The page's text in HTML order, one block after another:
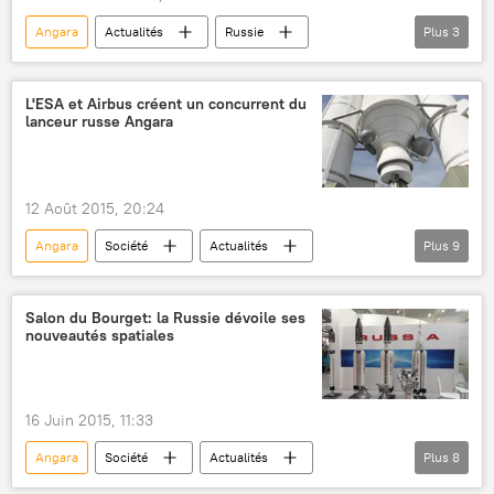
lancement
espace
mission lunaire
Sciences et tech
Angara Actualités
Russie
Dmitri Rogozine
espace lanceur
Plus 3
L'ESA et Airbus créent un concurrent du
lanceur russe Angara
12 Août 2015, 20:24
Angara Société
Actualités
France
Paris
ESA
United Launch Alliance (ULA)
Centre national d'études spatiales (CNES)
Ariane (fusée)
espace
Sciences et tech
Plus 9
Salon du Bourget: la Russie dévoile ses
nouveautés spatiales
16 Juin 2015, 11:33
Angara Société
Actualités
International
Russie RKK Energuia
Plus 8